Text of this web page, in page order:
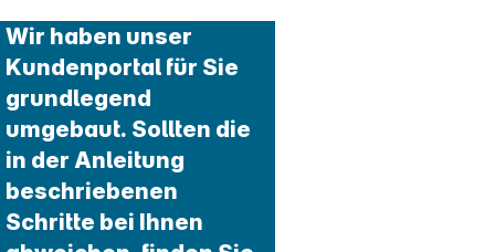
Wir haben unser
Kundenportal für Sie
grundlegend
umgebaut. Sollten die
in der Anleitung
beschriebenen
Schritte bei Ihnen